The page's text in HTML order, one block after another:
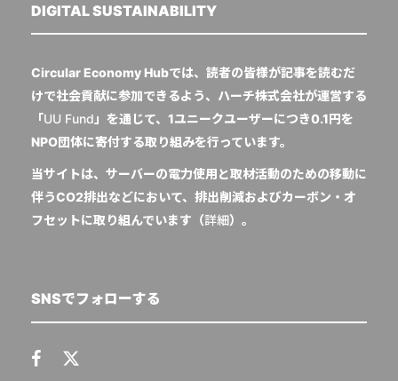
DIGITAL SUSTAINABILITY
Circular Economy Hubでは、読者の皆様が記事を読むだ
けで社会貢献に参加できるよう、ハーチ株式会社が運営する
「UU Fund 」を通じて、1ユニークユーザーにつき0.1円を
NPO団体に寄付する取り組みを行っています。
当サイトは、サーバーの電力使用と取材活動のための移動に
伴うCO2排出などにおいて、排出削減およびカーボン・オ
フセットに取り組んでいます（詳細）。
SNSでフォローする